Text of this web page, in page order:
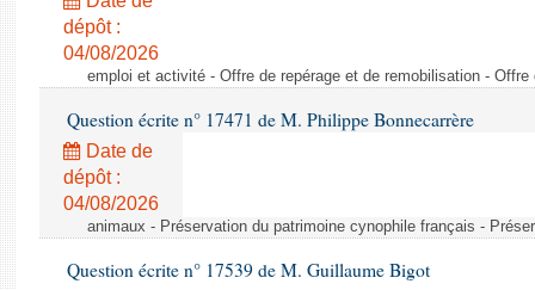
dépôt :
04/08/2026
emploi et activité - Offre de repérage et de remobilisation -
Question écrite n° 17471 de M. Philippe Bonnecarrère
Date de
dépôt :
04/08/2026
animaux - Préservation du patrimoine cynophile français -
Question écrite n° 17539 de M. Guillaume Bigot